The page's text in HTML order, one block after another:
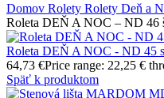
Domov Rolety Rolety Deň a
Roleta DEŇ A NOC – ND 46
Roleta DEŇ A NOC - ND 45
64,73 €Price range: 22,25 €
Späť k produktom